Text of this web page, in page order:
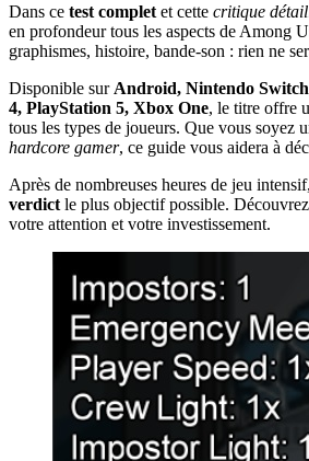
Dans ce test complet et cette critique
en profondeur tous les aspects de Among
graphismes, histoire, bande-son : rien ne
Disponible sur Android, Nintendo
4, PlayStation 5, Xbox One, le titre offre
tous les types de joueurs. Que vous soyez
hardcore gamer, ce guide vous aidera à
Après de nombreuses heures de jeu
verdict le plus objectif possible.
votre attention et votre investissement.